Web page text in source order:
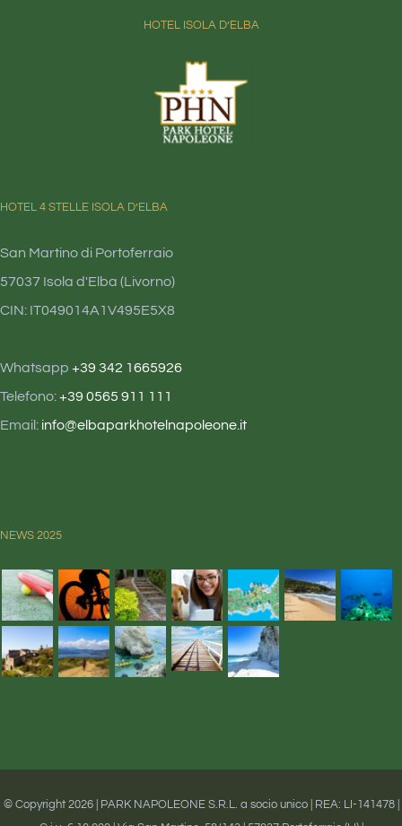
HOTEL ISOLA D’ELBA
HOTEL 4 STELLE ISOLA D’ELBA
San Martino di Portoferraio
57037 Isola d'Elba (Livorno)
CIN: IT049014A1V495E5X8
Whatsapp +39 342 1665926
Telefono:+39 0565 911 111
Email: info@elbaparkhotelnapoleone.it
NEWS 2025
© Copyright 2026 | PARK NAPOLEONE S.R.L. a socio unico | REA: LI-141478 |